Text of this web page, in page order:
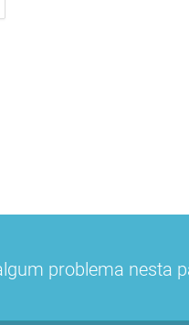
problema nesta